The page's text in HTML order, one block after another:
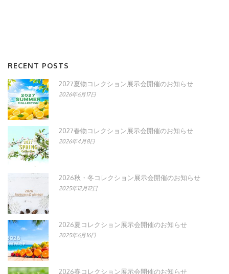
RECENT POSTS
2027夏物コレクション展示会開催のお知らせ
2026年6月17日
2027春物コレクション展示会開催のお知らせ
2026年4月8日
2026秋・冬コレクション展示会開催のお知らせ
2025年12月12日
2026夏コレクション展示会開催のお知らせ
2025年6月16日
2026春コレクション展示会開催のお知らせ